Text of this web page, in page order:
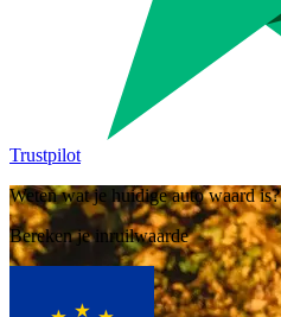
Trustpilot
Weten wat je huidige auto waard is?
Bereken je inruilwaarde